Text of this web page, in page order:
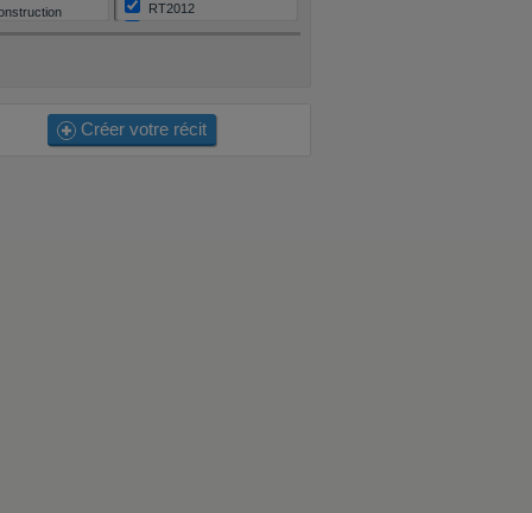
RT2012
Aucune
Créer votre récit